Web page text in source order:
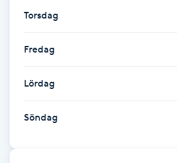
Torsdag
Fredag
Lördag
Söndag